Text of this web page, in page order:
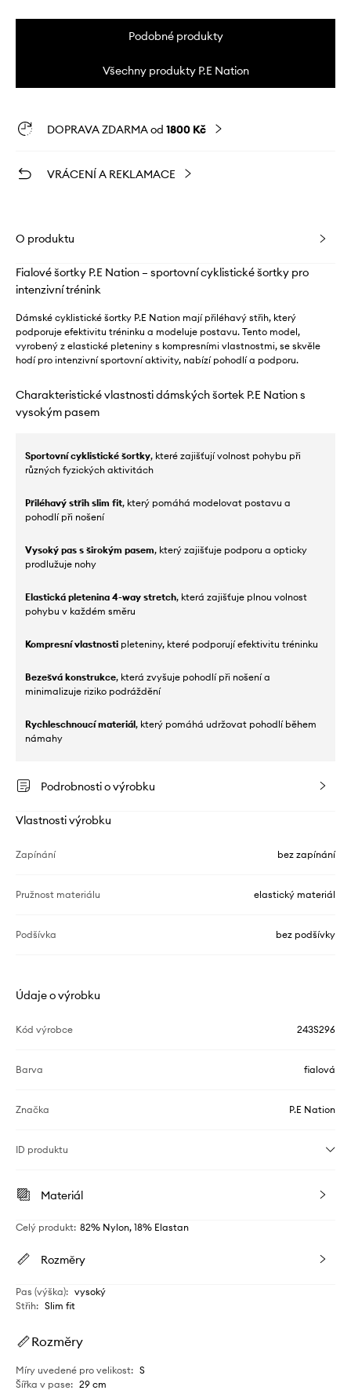
Podobné produkty
Všechny produkty P.E Nation
DOPRAVA ZDARMA od 1800 Kč
VRÁCENÍ A REKLAMACE
O produktu
Fialové šortky P.E Nation – sportovní cyklistické šortky pro
intenzivní trénink
Dámské cyklistické šortky P.E Nation mají přiléhavý střih, který
podporuje efektivitu tréninku a modeluje postavu. Tento model,
vyrobený z elastické pleteniny s kompresními vlastnostmi, se skvěle
hodí pro intenzivní sportovní aktivity, nabízí pohodlí a podporu.
Charakteristické vlastnosti dámských šortek P.E Nation s
vysokým pasem
Sportovní cyklistické šortky, které zajišťují volnost pohybu při
různých fyzických aktivitách
Přiléhavý střih slim fit, který pomáhá modelovat postavu a
pohodlí při nošení
Vysoký pas s širokým pasem, který zajišťuje podporu a opticky
prodlužuje nohy
Elastická pletenina 4-way stretch, která zajišťuje plnou volnost
pohybu v každém směru
Kompresní vlastnosti pleteniny, které podporují efektivitu tréninku
Bezešvá konstrukce, která zvyšuje pohodlí při nošení a
minimalizuje riziko podráždění
Rychleschnoucí materiál, který pomáhá udržovat pohodlí během
námahy
Podrobnosti o výrobku
Vlastnosti výrobku
Zapínání bez zapínání
Pružnost materiálu elastický materiál
Podšívka bez podšívky
Údaje o výrobku
Kód výrobce 243S296
Barva fialová
Značka P.E Nation
ID produktu
Materiál
Celý produkt: 82% Nylon, 18% Elastan
Rozměry
Pas (výška): vysoký
Střih: Slim fit
Rozměry
Míry uvedené pro velikost: S
Šířka v pase: 29 cm